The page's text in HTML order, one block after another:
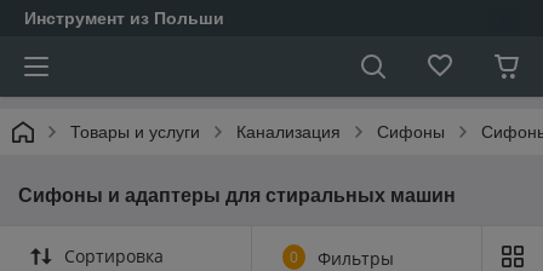
Инструмент из Польши
Товары и услуги Канализация Сифоны
Сифоны и адаптеры для стиральных машин
Сортировка 0 Фильтры